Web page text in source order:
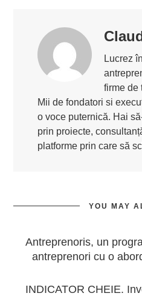
Lucrez
firme de
Mii de fondatori si
o voce puternică. Hai
prin proiecte,
platforme prin care să
YOU MAY
Antreprenoris, un
antreprenori cu o
INDICATOR CHEIE.